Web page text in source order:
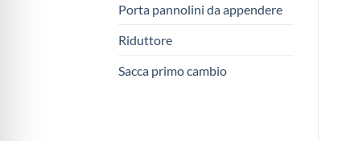
Porta pannolini da appendere
Riduttore
Sacca primo cambio